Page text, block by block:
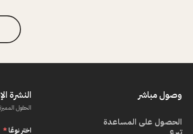
وصول مباشر
الحصول على المساعدة
النشرة
الحقول
اختر نوعًا*